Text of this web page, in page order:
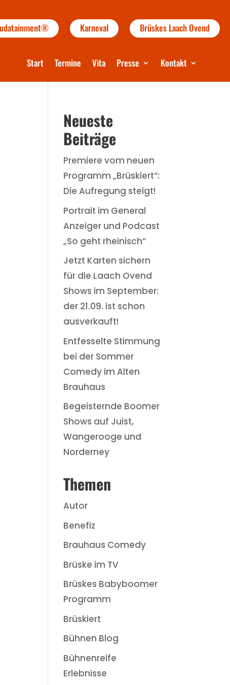
Karneval Brüskes Laach Ovend
Start Termine Vita Presse Kontakt
Neueste
Beiträge
Premiere vom neuen
Programm „Brüskiert“:
Die Aufregung steigt!
Portrait im General
Anzeiger und Podcast
„So geht rheinisch“
Jetzt Karten sichern
für die Laach Ovend
Shows im September:
der 21.09. ist schon
ausverkauft!
Entfesselte Stimmung
bei der Sommer
Comedy im Alten
Brauhaus
Begeisternde Boomer
Shows auf Juist,
Wangerooge und
Norderney
Themen
Autor
Benefiz
Brauhaus Comedy
Brüske im TV
Brüskes Babyboomer
Programm
Brüskiert
Bühnen Blog
Bühnenreife
Erlebnisse